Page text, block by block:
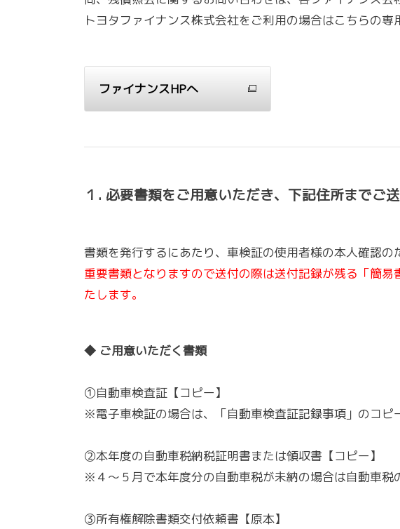
トヨタファイナンス株式会社をご利用の場合はこちらの専
ファイナンスHPへ
１. 必要書類をご用意いただき、下記住所までご
書類を発行するにあたり、車検証の使用者様の本人確認の
重要書類となりますので送付の際は送付記録が残る「簡
たします。
◆ ご用意いただく書類
①自動車検査証【コピー】
※電子車検証の場合は、「自動車検査証記録事項」のコピ
②本年度の自動車税納税証明書または領収書【コピー】
※４～５月で本年度分の自動車税が未納の場合は自動車税
③所有権解除書類交付依頼書【原本】